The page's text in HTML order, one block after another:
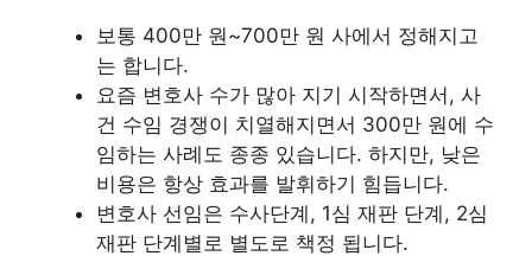
보통 400만 원~700만 원 사에서 정해지고
는 합니다.
요즘 변호사 수가 많아 지기 시작하면서, 사
건 수임 경쟁이 치열해지면서 300만 원에 수
임하는 사례도 종종 있습니다. 하지만, 낮은
비용은 항상 효과를 발휘하기 힘듭니다.
변호사 선임은 수사단계, 1심 재판 단계, 2심
재판 단계별로 별도로 책정 됩니다.